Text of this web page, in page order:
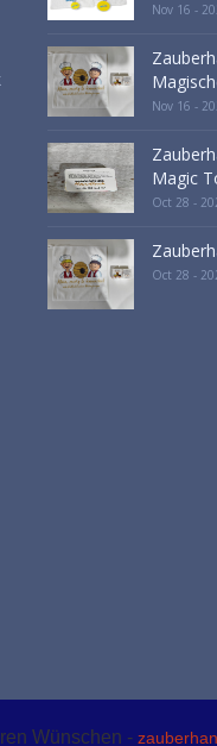
Nov 16 -
Nov 16 -
Magic
Oct 28 -
Oct 28 -
Wünschen -